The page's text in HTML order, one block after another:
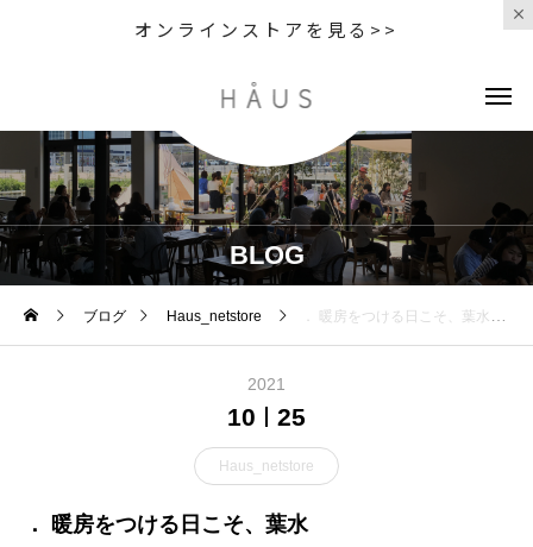
オンラインストアを見る>>
BLOG
ブログ Haus_netstore ． 暖房をつける日こそ、葉水
2021
10 25
Haus_netstore
． 暖房をつける日こそ、葉水